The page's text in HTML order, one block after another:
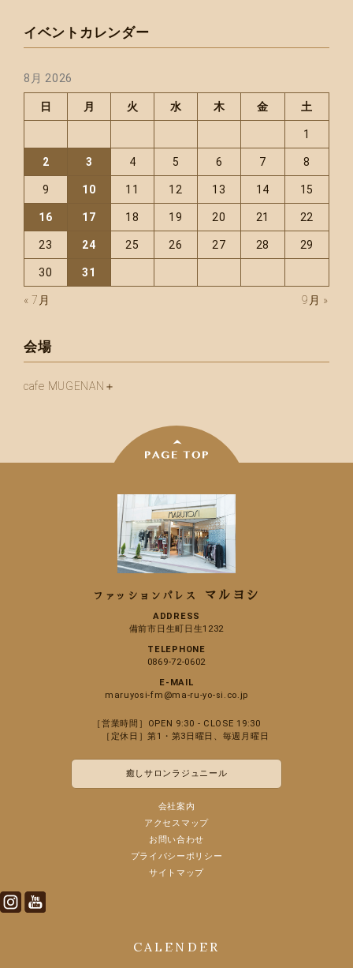
イベントカレンダー
8月 2026
日 月 火 水 木 金 土
1
2 3 4 5 6 7 8
9 10 11 12 13 14 15
16 17 18 19 20 21 22
23 24 25 26 27 28 29
30 31
« 7月 9月 »
会場
cafe MUGENAN＋
ファッションパレス マルヨシ
ADDRESS
備前市日生町日生1232
TELEPHONE
0869-72-0602
E-MAIL
maruyosi-fm@ma-ru-yo-si.co.jp
［営業時間］OPEN 9:30 - CLOSE 19:30
［定休日］第1・第3日曜日、毎週月曜日
癒しサロンラジュニール
会社案内
アクセスマップ
お問い合わせ
プライバシーポリシー
サイトマップ
Instagram
CALENDER